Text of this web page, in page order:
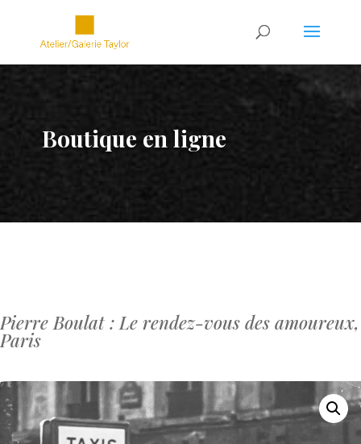
Boutique en ligne
Pierre Boulat : Le rendez-vous des amoureux,
Paris